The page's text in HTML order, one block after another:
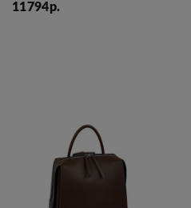
11794р.